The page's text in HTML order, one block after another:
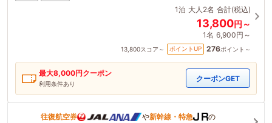
1泊 大人2名 合計(税込)
13,800円～
1名 6,900円～
13,800スコア～ ポイントUP 276ポイント～
最大8,000円クーポン
利用条件あり
クーポンGET
往復航空券 や新幹線・特急
の